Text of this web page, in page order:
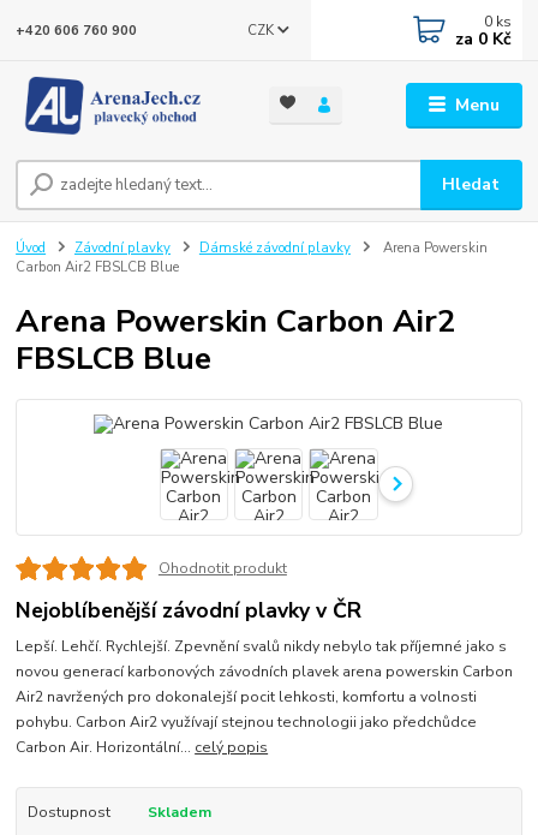
Menu
CZK
Hledat
+420 606 760 900 0 ks
za 0 Kč
Úvod Závodní plavky Dámské závodní plavky
Arena Powerskin
Carbon Air2 FBSLCB Blue
Arena Powerskin Carbon Air2
FBSLCB Blue
Ohodnotit produkt
Nejoblíbenější závodní plavky v ČR
Lepší. Lehčí. Rychlejší. Zpevnění svalů nikdy nebylo tak příjemné jako s
novou generací karbonových závodních plavek arena powerskin Carbon
Air2 navržených pro dokonalejší pocit lehkosti, komfortu a volnosti
pohybu. Carbon Air2 využívají stejnou technologii jako předchůdce
Carbon Air. Horizontální... celý popis
Dostupnost
Skladem